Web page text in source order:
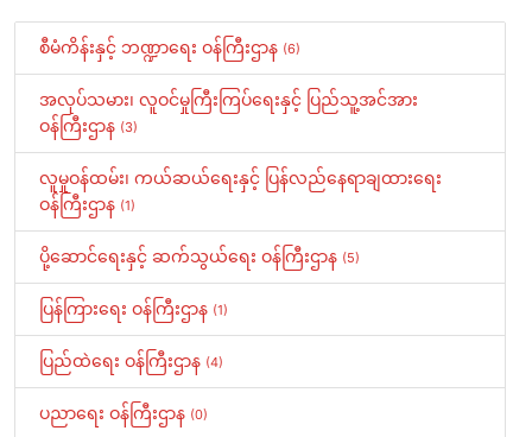
စီမံကိန်းနှင့် ဘဏ္ဍာရေး ဝန်ကြီးဌာန (6)
အလုပ်သမား၊ လူဝင်မှုကြီးကြပ်ရေးနှင့် ပြည်သူ့အင်အား
ဝန်ကြီးဌာန (3)
လူမှုဝန်ထမ်း၊ ကယ်ဆယ်ရေးနှင့် ပြန်လည်နေရာချထားရေး
ဝန်ကြီးဌာန (1)
ပို့ဆောင်ရေးနှင့် ဆက်သွယ်ရေး ဝန်ကြီးဌာန (5)
ပြန်ကြားရေး ဝန်ကြီးဌာန (1)
ပြည်ထဲရေး ဝန်ကြီးဌာန (4)
ပညာရေး ဝန်ကြီးဌာန (0)